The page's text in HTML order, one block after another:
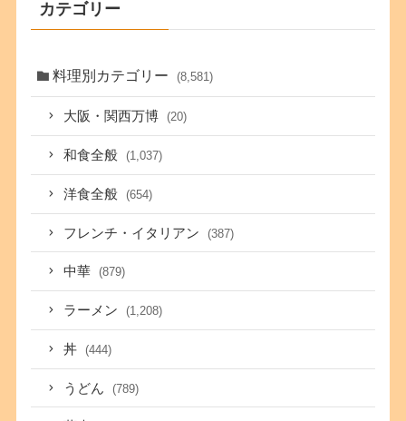
カテゴリー
料理別カテゴリー (8,581)
大阪・関西万博 (20)
和食全般 (1,037)
洋食全般 (654)
フレンチ・イタリアン (387)
中華 (879)
ラーメン (1,208)
丼 (444)
うどん (789)